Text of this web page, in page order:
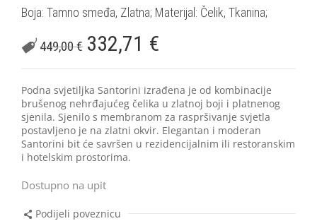
Boja: Tamno smeđa, Zlatna; Materijal: Čelik, Tkanina;
449,00€ 332,71 €
Podna svjetiljka Santorini izrađena je od kombinacije
brušenog nehrđajućeg čelika u zlatnoj boji i platnenog
sjenila. Sjenilo s membranom za raspršivanje svjetla
postavljeno je na zlatni okvir. Elegantan i moderan
Santorini bit će savršen u rezidencijalnim ili restoranskim
i hotelskim prostorima.
Dostupno na upit
Podijeli poveznicu